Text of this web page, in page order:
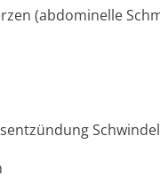
(abdominelle
Schwindel